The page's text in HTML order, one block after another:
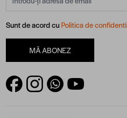
Sunt de acord cuPolitica de
MĂ ABONEZ